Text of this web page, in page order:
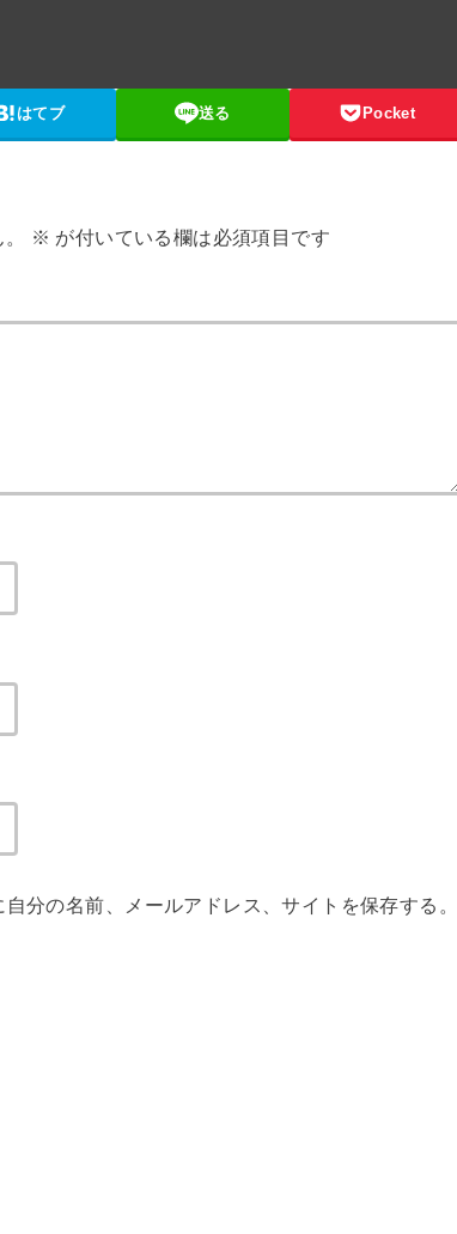
はてブ 送る Pocket
※ が付いている欄は必須項目です
分の名前、メールアドレス、サイトを保存する。